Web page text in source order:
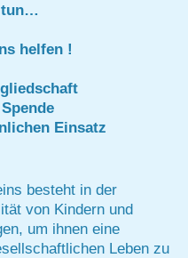
tun…
helfen !
Einsatz
besteht in der
von Kindern und
um ihnen eine
Leben zu